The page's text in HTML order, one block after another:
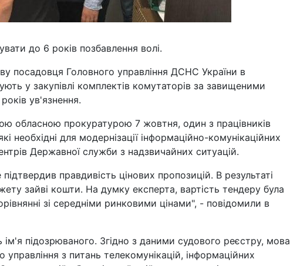
до 6 років позбавлення волі.
посадовця Головного управління ДСНС України в
у закупівлі комплектів комутаторів за завищеними
ув'язнення.
обласною прокуратурою 7 жовтня, один з працівників
необхідні для модернізації інформаційно-комунікаційних
Державної служби з надзвичайних ситуацій.
правдивість цінових пропозицій. В результаті
зайві кошти. На думку експерта, вартість тендеру була
зі середніми ринковими цінами", - повідомили в
підозрюваного. Згідно з даними судового реєстру, мова
з питань телекомунікацій, інформаційних